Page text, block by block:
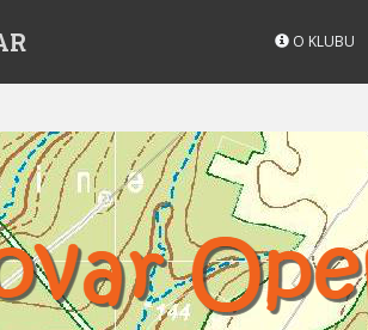
O KLUBU